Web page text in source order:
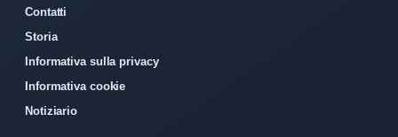
Contatti
Storia
Informativa sulla privacy
Informativa cookie
Notiziario